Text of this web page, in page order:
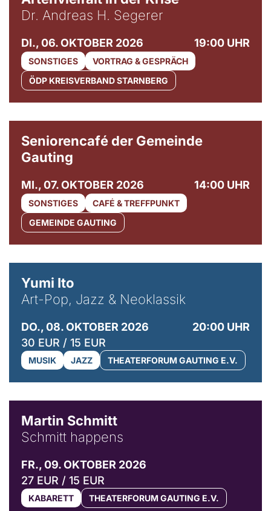
Dr. Andreas H. Segerer
DI., 06. OKTOBER 2026 19:00 UHR
SONSTIGES
VORTRAG & GESPRÄCH
ÖDP KREISVERBAND STARNBERG
Seniorencafé der Gemeinde
Gauting
MI., 07. OKTOBER 2026 14:00 UHR
SONSTIGES
CAFÉ & TREFFPUNKT
GEMEINDE GAUTING
Yumi Ito
Art-Pop, Jazz & Neoklassik
DO., 08. OKTOBER 2026
20:00 UHR
30 EUR / 15 EUR
MUSIK JAZZ THEATERFORUM GAUTING E.V.
Martin Schmitt
Schmitt happens
FR., 09. OKTOBER 2026
27 EUR / 15 EUR
KABARETT THEATERFORUM GAUTING E.V.